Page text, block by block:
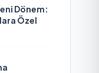
Dönem:
Özel